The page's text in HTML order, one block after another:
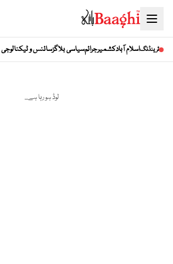
ٹرینڈنگاسلام آبادکشمیرجرائمسیاسی بلاگزسائنس و ٹیکنالوجی
لوڈ ہو رہا ہے...